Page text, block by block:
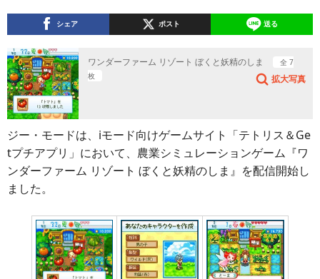
シェア ポスト 送る
ワンダーファーム リゾート ぼくと妖精のしま
全 7
枚
拡大写真
ジー・モードは、iモード向けゲームサイト「テトリス＆Ge
tプチアプリ」において、農業シミュレーションゲーム『ワ
ンダーファーム リゾート ぼくと妖精のしま』を配信開始し
ました。